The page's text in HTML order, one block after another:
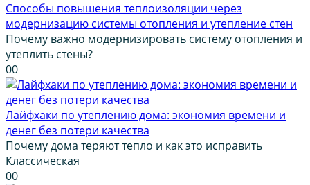
Способы повышения теплоизоляции через
модернизацию системы отопления и утепление стен
Почему важно модернизировать систему отопления и
утеплить стены?
00
Лайфхаки по утеплению дома: экономия времени и
денег без потери качества
Почему дома теряют тепло и как это исправить
Классическая
00